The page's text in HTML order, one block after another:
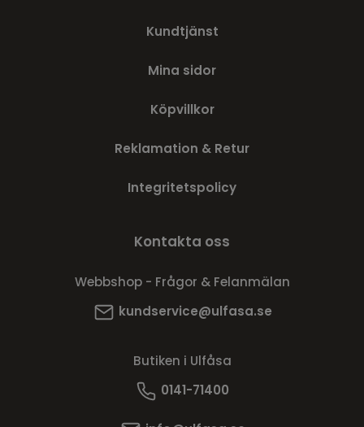
Kundtjänst
Mina sidor
Köpvillkor
Reklamation & Retur
Integritetspolicy
Kontakta oss
Webbshop - Frågor & Felanmälan
kundservice@ulfasa.se
Butiken i Ulfåsa
0141-71400